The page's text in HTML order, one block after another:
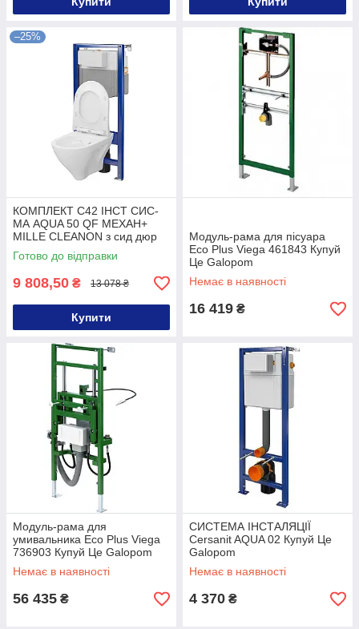
–25%
КОМПЛЕКТ С42 ІНСТ СИС-
МА AQUA 50 QF MEХАН+
MILLE CLEANON з сид дюр
ліфт БЕЗ КНОПКИ Купуй Це
Galopom
Готово до відправки
9 808,50 ₴ 13 078 ₴
Купити
Модуль-рама для пісуара
Eco Plus Viega 461843 Купуй
Це Galopom
Немає в наявності
16 419 ₴
Модуль-рама для
умивальника Eco Plus Viega
736903 Купуй Це Galopom
Немає в наявності
56 435 ₴
СИСТЕМА ІНСТАЛЯЦІЇ
Cersanit AQUA 02 Купуй Це
Galopom
Немає в наявності
4 370 ₴